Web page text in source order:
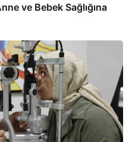
ve Bebek Sağlığına